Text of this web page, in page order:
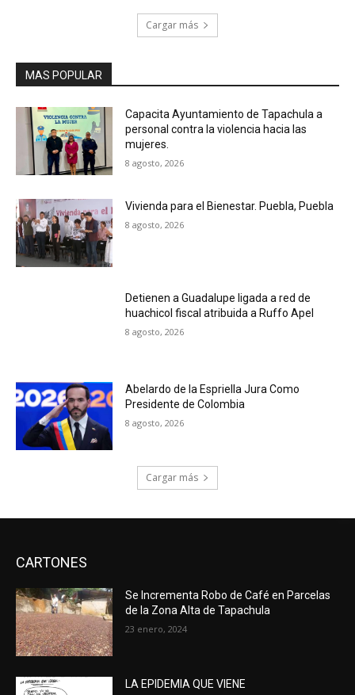
Cargar más
MAS POPULAR
Capacita Ayuntamiento de Tapachula a
personal contra la violencia hacia las
mujeres.
8 agosto, 2026
Vivienda para el Bienestar. Puebla, Puebla
8 agosto, 2026
Detienen a Guadalupe ligada a red de
huachicol fiscal atribuida a Ruffo Apel
8 agosto, 2026
Abelardo de la Espriella Jura Como
Presidente de Colombia
8 agosto, 2026
Cargar más
CARTONES
Se Incrementa Robo de Café en Parcelas
de la Zona Alta de Tapachula
23 enero, 2024
LA EPIDEMIA QUE VIENE